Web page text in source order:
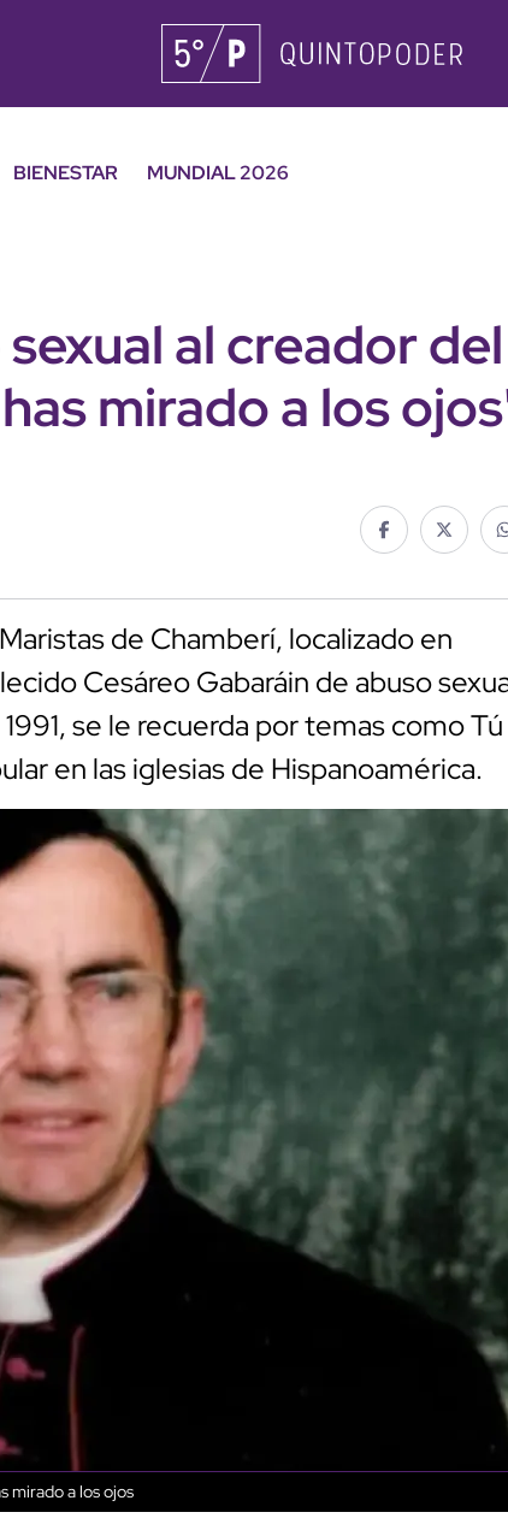
BIENESTAR
MUNDIAL 2026
al creador del
mirado a los
de Chamberí, localizado en
Cesáreo Gabaráin de abuso
se le recuerda por temas como Tú
en las iglesias de Hispanoamérica.
mirado a los ojos